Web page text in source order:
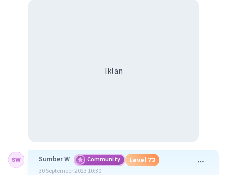
Iklan
Sumber W Community Level 72
30 September 2023 10:30